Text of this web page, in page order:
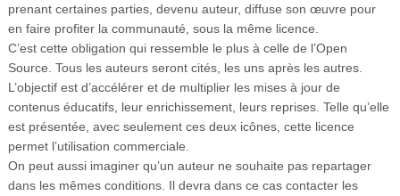
prenant certaines parties, devenu auteur, diffuse son œuvre pour
en faire profiter la communauté, sous la même licence.
C’est cette obligation qui ressemble le plus à celle de l’Open
Source. Tous les auteurs seront cités, les uns après les autres.
L’objectif est d’accélérer et de multiplier les mises à jour de
contenus éducatifs, leur enrichissement, leurs reprises. Telle qu’elle
est présentée, avec seulement ces deux icônes, cette licence
permet l’utilisation commerciale.
On peut aussi imaginer qu’un auteur ne souhaite pas repartager
dans les mêmes conditions. Il devra dans ce cas contacter les